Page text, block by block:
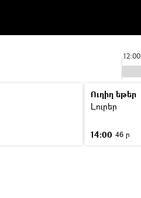
12:00
Ուղիղ եթեր
Լուրեր
14:00 46 ր